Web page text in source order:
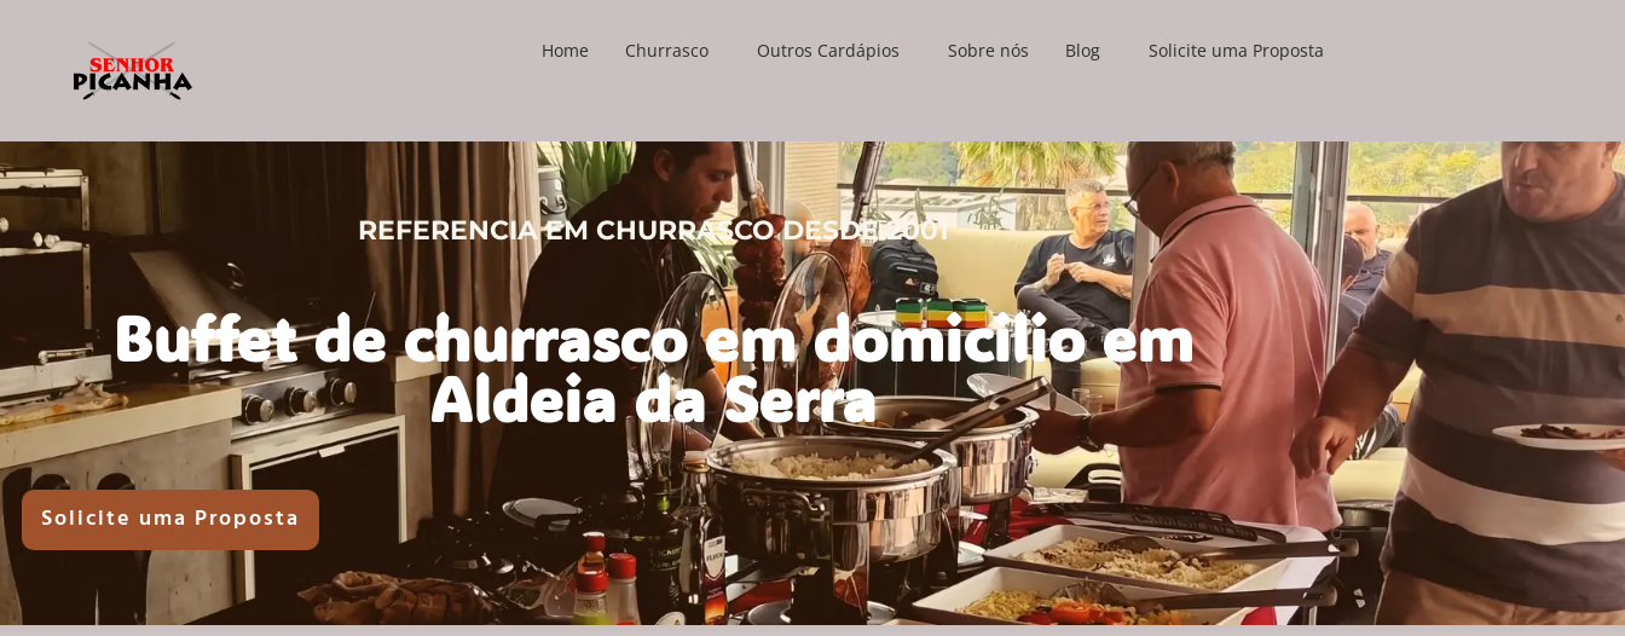
Home Churrasco Outros Cardápios Sobre nós Blog Solicite uma Proposta
REFERENCIA EM CHURRASCO DESDE 2001
Buffet de churrasco em domicilio em
Aldeia da Serra
Solicite uma Proposta